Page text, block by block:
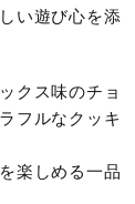
い遊び心を添
クス味のチョ
フルなクッキ
を楽しめる一品